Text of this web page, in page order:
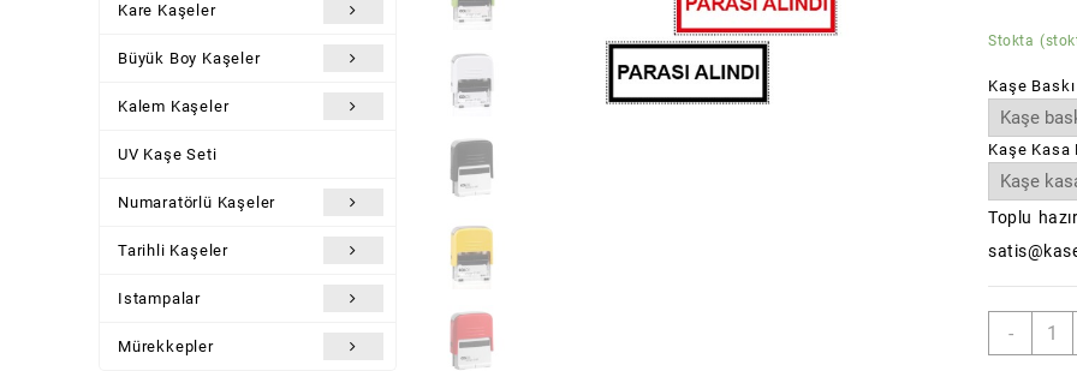
Kare Kaşeler
Büyük Boy Kaşeler
Kalem Kaşeler
UV Kaşe Seti
Numaratörlü Kaşeler
Tarihli Kaşeler
Istampalar
Mürekkepler
Stokta
Kaşe
Kaşe Kasa
Toplu
-